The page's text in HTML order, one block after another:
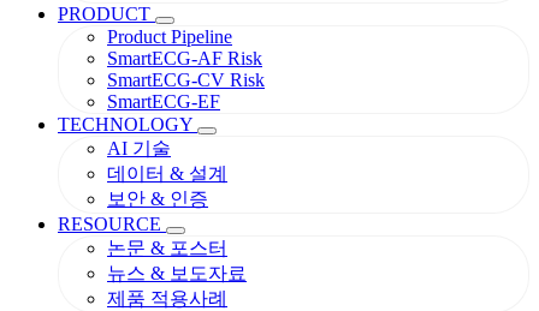
PRODUCT
Product Pipeline
SmartECG-AF Risk
SmartECG-CV Risk
SmartECG-EF
TECHNOLOGY
AI 기술
데이터 & 설계
보안 & 인증
RESOURCE
논문 & 포스터
뉴스 & 보도자료
제품 적용사례